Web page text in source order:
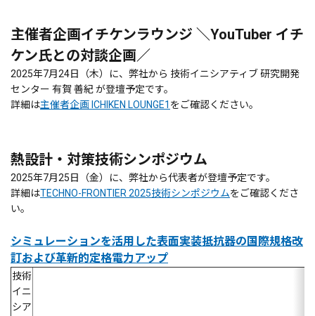
主催者企画イチケンラウンジ ＼YouTuber イチ
ケン氏との対談企画／
2025年7月24日（木）に、弊社から 技術イニシアティブ 研究開発
センター 有賀 善紀 が登壇予定です。
詳細は主催者企画 ICHIKEN LOUNGE1 をご確認ください。
熱設計・対策技術シンポジウム
2025年7月25日（金）に、弊社から代表者が登壇予定です。
詳細はTECHNO-FRONTIER 2025技術シンポジウムをご確認くださ
い。
シミュレーションを活用した表面実装抵抗器の国際規格改
訂および革新的定格電力アップ
技術
イニ
シア